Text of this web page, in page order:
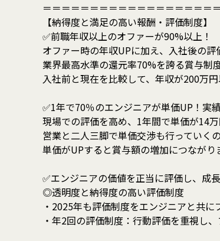
＝＝＝＝＝＝＝＝＝＝＝＝＝＝＝＝＝＝
【納得度と満足の高い報酬・評価制度】
✅前職年収以上のオファーが90%以上！
オファー時の年収UPに加え、入社後の評
業界最高水準の還元率70%を誇る賞与制
入社前と現在を比較して、年収が200万
✅1年で70％のエンジニアが単価UP！実
現場での評価を高め、1年間で単価が14
営業と二人三脚で単価交渉も行っていく
単価がUPすると賞与額の増加につながり
✅エンジニアの価値を正当に評価し、成
◎透明度と納得度の高い評価制度
・2025年も評価制度をエンジニアと共
・年2回の評価制度：行動評価を重視し